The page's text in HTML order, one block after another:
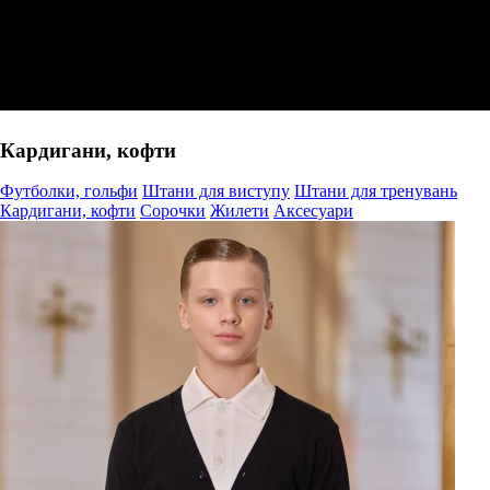
Кардигани, кофти
Футболки, гольфи Штани для виступу Штани для тренувань
Кардигани, кофти Сорочки Жилети Аксесуари